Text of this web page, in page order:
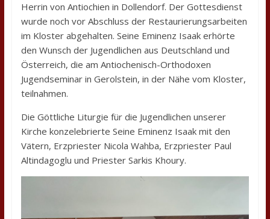
Herrin von Antiochien in Dollendorf. Der Gottesdienst
wurde noch vor Abschluss der Restaurierungsarbeiten
im Kloster abgehalten. Seine Eminenz Isaak erhörte
den Wunsch der Jugendlichen aus Deutschland und
Österreich, die am Antiochenisch-Orthodoxen
Jugendseminar in Gerolstein, in der Nähe vom Kloster,
teilnahmen.
Die Göttliche Liturgie für die Jugendlichen unserer
Kirche konzelebrierte Seine Eminenz Isaak mit den
Vätern, Erzpriester Nicola Wahba, Erzpriester Paul
Altindagoglu und Priester Sarkis Khoury.